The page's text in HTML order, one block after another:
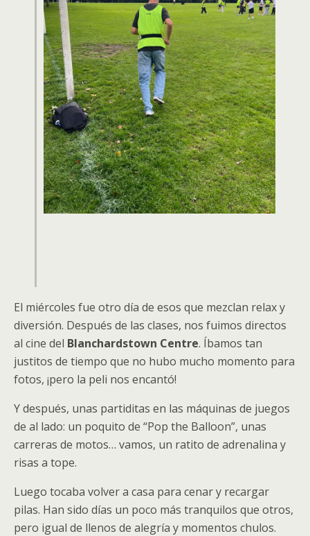
El miércoles fue otro día de esos que mezclan relax y
diversión. Después de las clases, nos fuimos directos
al cine del Blanchardstown Centre. Íbamos tan
justitos de tiempo que no hubo mucho momento para
fotos, ¡pero la peli nos encantó!
Y después, unas partiditas en las máquinas de juegos
de al lado: un poquito de “Pop the Balloon”, unas
carreras de motos… vamos, un ratito de adrenalina y
risas a tope.
Luego tocaba volver a casa para cenar y recargar
pilas. Han sido días un poco más tranquilos que otros,
pero igual de llenos de alegría y momentos chulos.